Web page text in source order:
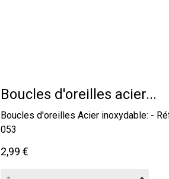
Boucles d'oreilles acier...
Boucles d'oreilles Acier inoxydable: -
053
Prix
2,99 €